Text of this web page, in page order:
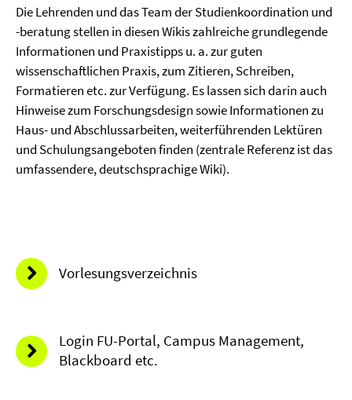
Die Lehrenden und das Team der Studienkoordination und
-beratung stellen in diesen Wikis zahlreiche grundlegende
Informationen und Praxistipps u. a. zur guten
wissenschaftlichen Praxis, zum Zitieren, Schreiben,
Formatieren etc. zur Verfügung. Es lassen sich darin auch
Hinweise zum Forschungsdesign sowie Informationen zu
Haus- und Abschlussarbeiten, weiterführenden Lektüren
und Schulungsangeboten finden (zentrale Referenz ist das
umfassendere, deutschsprachige Wiki).
Vorlesungsverzeichnis
Login FU-Portal, Campus Management,
Blackboard etc.